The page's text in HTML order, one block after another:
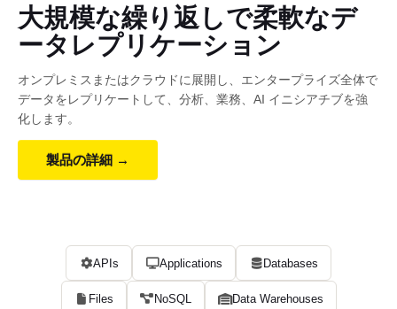
大規模な繰り返しで柔軟なデ
ータレプリケーション
オンプレミスまたはクラウドに展開し、エンタープライズ全体で
データをレプリケートして、分析、業務、AI イニシアチブを強
化します。
製品の詳細 →
APIs Applications Databases
Files NoSQL Data Warehouses